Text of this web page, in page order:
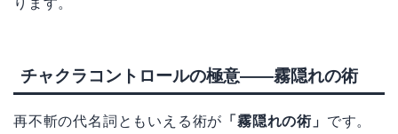
ります。
チャクラコントロールの極意——霧隠れの術
再不斬の代名詞ともいえる術が 「霧隠れの術」 です。